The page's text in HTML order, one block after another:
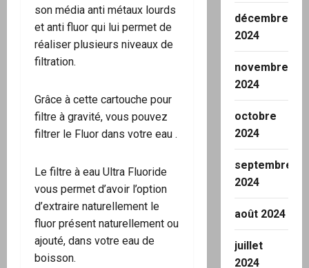
son média anti métaux lourds
et anti fluor qui lui permet de
réaliser plusieurs niveaux de
filtration.
Grâce à cette cartouche pour
filtre à gravité, vous pouvez
filtrer le Fluor dans votre eau .
Le filtre à eau Ultra Fluoride
vous permet d’avoir l’option
d’extraire naturellement le
fluor présent naturellement ou
ajouté, dans votre eau de
boisson.
décembre
2024
novembre
2024
octobre
2024
septembre
2024
août 2024
juillet
2024